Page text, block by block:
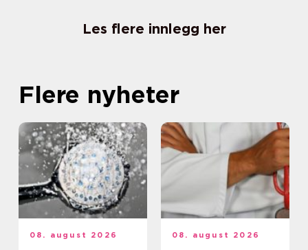
Les flere innlegg her
Flere nyheter
08. august 2026 08. august 2026